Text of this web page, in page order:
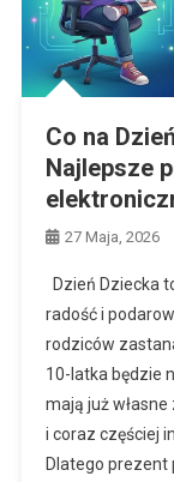
Co na
Najlepsze
27 Maja, 2026
Dzień Dziecka
radość i
rodziców
10-latka będzie
mają już
i coraz częściej
Dlatego prezent